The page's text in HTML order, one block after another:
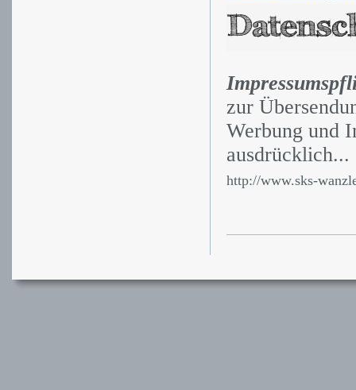
zur
Werbung und
ausdrücklich...
http://www.sks-